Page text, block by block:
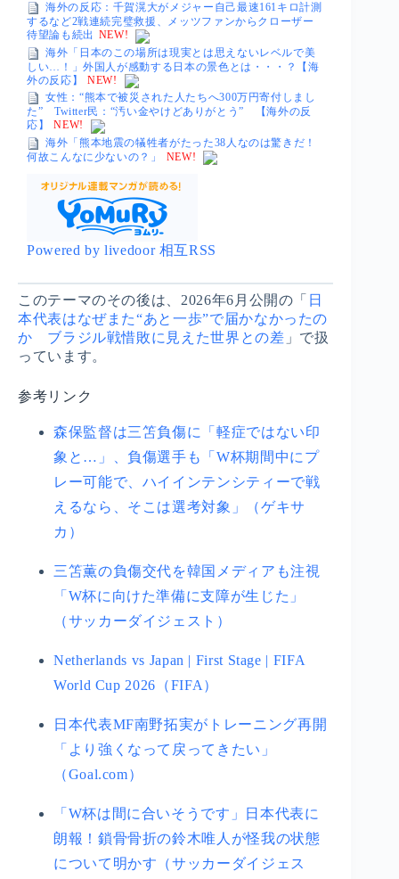
海外の反応：千賀滉大がメジャー自己最速161キロ計測
するなど2戦連続完璧救援、メッツファンからクローザー
待望論も続出 NEW!
海外「日本のこの場所は現実とは思えないレベルで美
しい…！」外国人が感動する日本の景色とは・・・？【海
外の反応】
NEW!
女性：“熊本で被災された人たちへ300万円寄付しまし
た” Twitter民：“汚い金やけどありがとう” 【海外の反
応】
NEW!
海外「熊本地震の犠牲者がたった38人なのは驚きだ！
何故こんなに少ないの？」
NEW!
Powered by livedoor 相互RSS
このテーマのその後は、2026年6月公開の「 日
本代表はなぜまた“あと一歩”で届かなかったの
か ブラジル戦惜敗に見えた世界との差 」で扱
っています。
参考リンク
森保監督は三笘負傷に「軽症ではない印
象と…」、負傷選手も「W杯期間中にプ
レー可能で、ハイインテンシティーで戦
えるなら、そこは選考対象」（ゲキサ
カ）
三笘薫の負傷交代を韓国メディアも注視
「W杯に向けた準備に支障が生じた」
（サッカーダイジェスト）
Netherlands vs Japan | First Stage | FIFA
World Cup 2026（FIFA）
日本代表MF南野拓実がトレーニング再開
「より強くなって戻ってきたい」
（Goal.com）
「W杯は間に合いそうです」日本代表に
朗報！鎖骨骨折の鈴木唯人が怪我の状態
について明かす（サッカーダイジェス